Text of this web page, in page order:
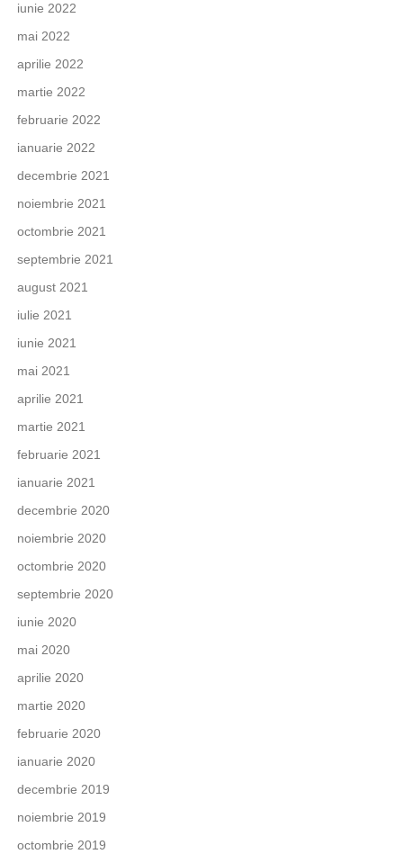
iunie 2022
mai 2022
aprilie 2022
martie 2022
februarie 2022
ianuarie 2022
decembrie 2021
noiembrie 2021
octombrie 2021
septembrie 2021
august 2021
iulie 2021
iunie 2021
mai 2021
aprilie 2021
martie 2021
februarie 2021
ianuarie 2021
decembrie 2020
noiembrie 2020
octombrie 2020
septembrie 2020
iunie 2020
mai 2020
aprilie 2020
martie 2020
februarie 2020
ianuarie 2020
decembrie 2019
noiembrie 2019
octombrie 2019